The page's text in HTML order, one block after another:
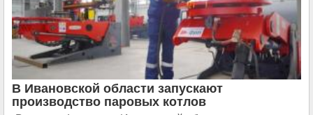
В Ивановской области запускают
производство паровых котлов